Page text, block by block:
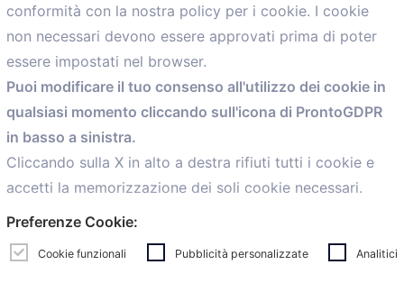
Menù
Home
Servizi
Convenzioni
Voce delle Nostre aziende
Informazioni Ex L. 124/2017
News
personalCaf
conformità con la nostra policy per i cookie. I cookie
non necessari devono essere approvati prima di poter
essere impostati nel browser.
Puoi modificare il tuo consenso all'utilizzo dei cookie in
qualsiasi momento cliccando sull'icona di ProntoGDPR
in basso a sinistra.
Cliccando sulla X in alto a destra rifiuti tutti i cookie e
accetti la memorizzazione dei soli cookie necessari.
Preferenze Cookie:
Cookie funzionali Pubblicità personalizzate Analitici